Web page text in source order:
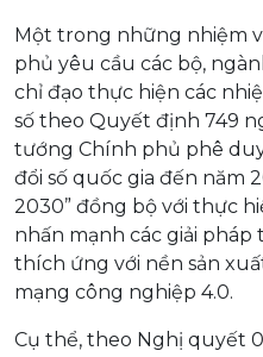
Một trong những nhiệm
phủ yêu cầu các bộ,
chỉ đạo thực hiện các
số theo Quyết định 749
tướng Chính phủ phê
đổi số quốc gia đến năm
2030” đồng bộ với thực
nhấn mạnh các giải pháp
thích ứng với nền sản
mạng công nghiệp 4.0.
Cụ thể, theo Nghị quyết